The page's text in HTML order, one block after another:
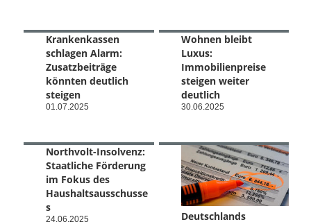
Krankenkassen
schlagen Alarm:
Zusatzbeiträge
könnten deutlich
steigen
01.07.2025
Wohnen bleibt
Luxus:
Immobilienpreise
steigen weiter
deutlich
30.06.2025
Northvolt-Insolvenz:
Staatliche Förderung
im Fokus des
Haushaltsausschusse
s
24.06.2025
Deutschlands